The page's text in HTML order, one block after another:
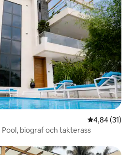
4,84 av 5 i
4,84 (31)
Pool, biograf och takterass